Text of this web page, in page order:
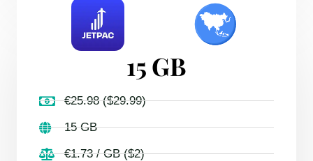
15 GB
€25.98 ($29.99)
15 GB
€1.73 / GB ($2)